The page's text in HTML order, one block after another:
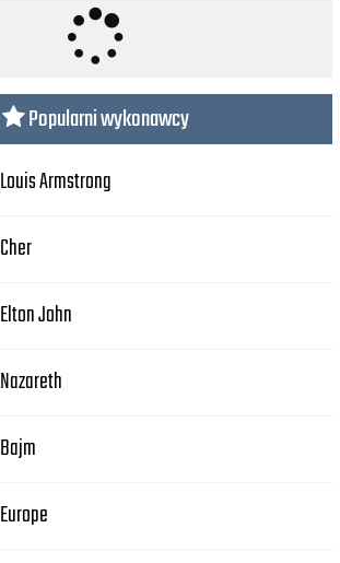
Popularni wykonawcy
Louis Armstrong
Cher
Elton John
Nazareth
Bajm
Europe